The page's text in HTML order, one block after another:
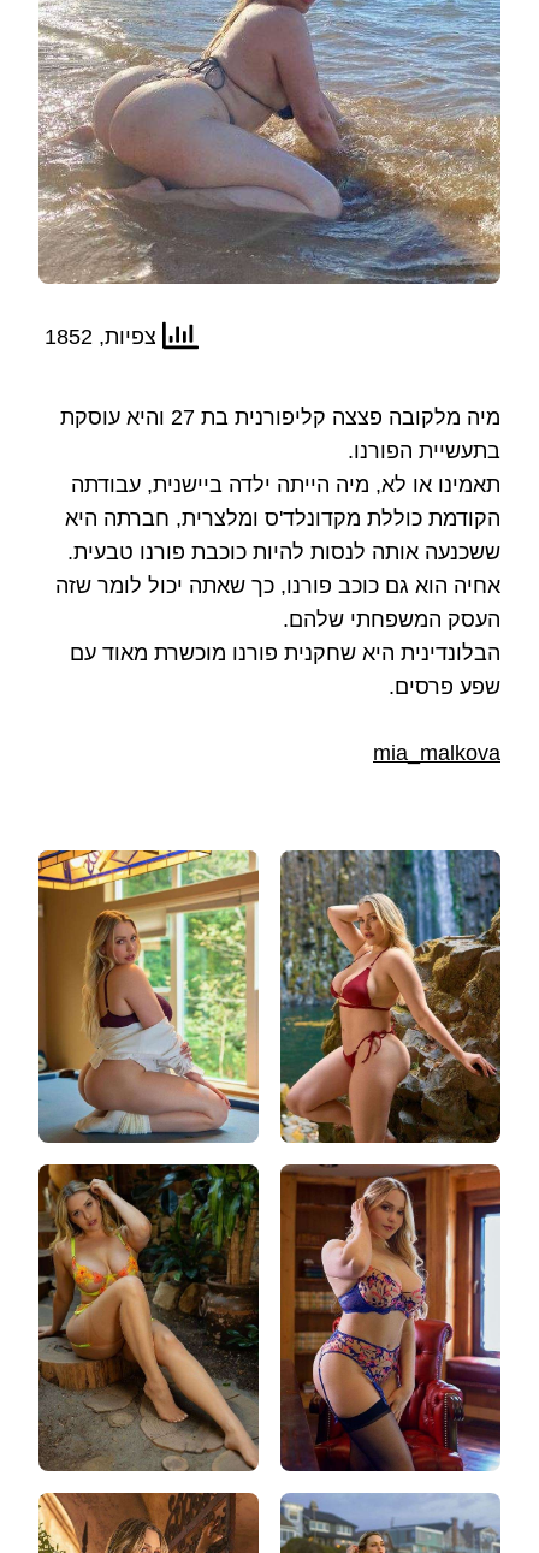
צפיות, 1852
מיה מלקובה פצצה קליפורנית בת 27 והיא עוסקת
בתעשיית הפורנו.
תאמינו או לא, מיה הייתה ילדה ביישנית, עבודתה
הקודמת כוללת מקדונלד'ס ומלצרית, חברתה היא
ששכנעה אותה לנסות להיות כוכבת פורנו טבעית.
אחיה הוא גם כוכב פורנו, כך שאתה יכול לומר שזה
העסק המשפחתי שלהם.
הבלונדינית היא שחקנית פורנו מוכשרת מאוד עם
שפע פרסים.
mia_malkova